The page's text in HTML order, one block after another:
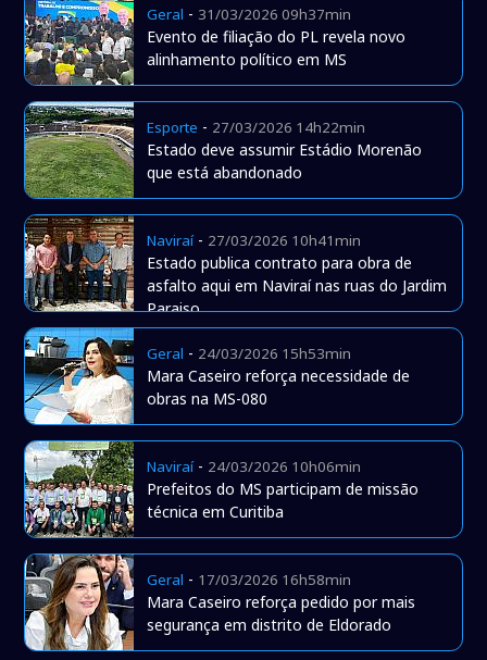
Geral - 31/03/2026 09h37min
Evento de filiação do PL revela novo
alinhamento político em MS
Esporte - 27/03/2026 14h22min
Estado deve assumir Estádio Morenão
que está abandonado
Naviraí- 27/03/2026 10h41min
Estado publica contrato para obra de
asfalto aqui em Naviraí nas ruas do Jardim
Paraiso
Geral - 24/03/2026 15h53min
Mara Caseiro reforça necessidade de
obras na MS-080
Naviraí- 24/03/2026 10h06min
Prefeitos do MS participam de missão
técnica em Curitiba
Geral - 17/03/2026 16h58min
Mara Caseiro reforça pedido por mais
segurança em distrito de Eldorado